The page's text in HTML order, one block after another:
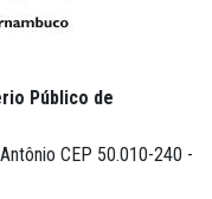
Público de
CEP 50.010-240 -